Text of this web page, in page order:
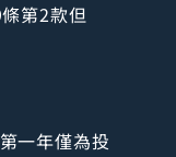
第2款但
一年僅為投